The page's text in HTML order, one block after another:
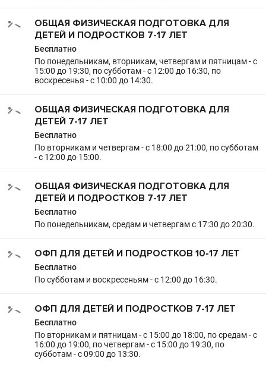
ОБЩАЯ ФИЗИЧЕСКАЯ ПОДГОТОВКА ДЛЯ
ДЕТЕЙ И ПОДРОСТКОВ 7-17 ЛЕТ
Бесплатно
По понедельникам, вторникам, четвергам и пятницам - с
15:00 до 19:30, по субботам - с 12:00 до 16:30, по
воскресенья - с 10:00 до 14:30.
ОБЩАЯ ФИЗИЧЕСКАЯ ПОДГОТОВКА ДЛЯ
ДЕТЕЙ 7-17 ЛЕТ
Бесплатно
По вторникам и четвергам - с 18:00 до 21:00, по субботам
- с 12:00 до 15:00.
ОБЩАЯ ФИЗИЧЕСКАЯ ПОДГОТОВКА ДЛЯ
ДЕТЕЙ И ПОДРОСТКОВ 7-17 ЛЕТ
Бесплатно
По понедельникам, средам и четвергам с 17:30 до 20:30.
ОФП ДЛЯ ДЕТЕЙ И ПОДРОСТКОВ 10-17 ЛЕТ
Бесплатно
По субботам и воскресеньям - с 12:00 до 16:30.
ОФП ДЛЯ ДЕТЕЙ И ПОДРОСТКОВ 7-17 ЛЕТ
Бесплатно
По вторникам и пятницам - с 15:00 до 18:00, по средам - с
16:00 до 19:00, по четвергам - с 15:00 до 19:30, по
субботам - с 09:00 до 13:30.